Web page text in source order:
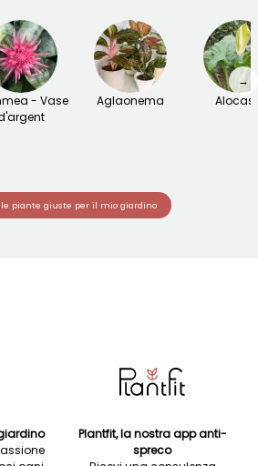
- Vase
Aglaonema
→
le piante giuste per il mio giardino
Plantfit, la nostra app anti-
spreco